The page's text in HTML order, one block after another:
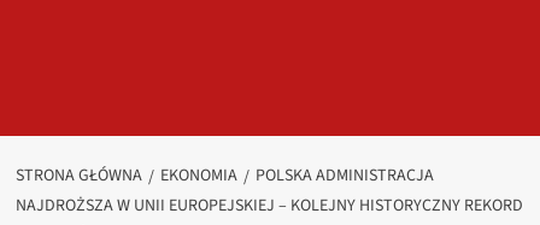
STRONA GŁÓWNA EKONOMIA
POLSKA ADMINISTRACJA
NAJDROŻSZA W UNII EUROPEJSKIEJ – KOLEJNY HISTORYCZNY REKORD